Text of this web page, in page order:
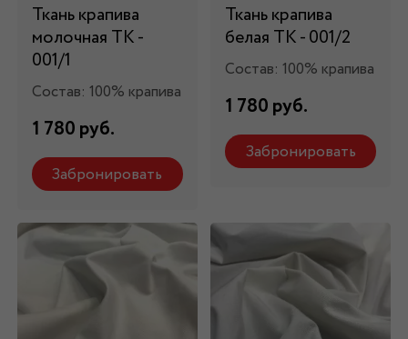
Ткань крапива
молочная ТК -
001/1
Состав: 100% крапива
1 780 руб.
Забронировать
Ткань крапива
белая ТК - 001/2
Состав: 100% крапива
1 780 руб.
Забронировать